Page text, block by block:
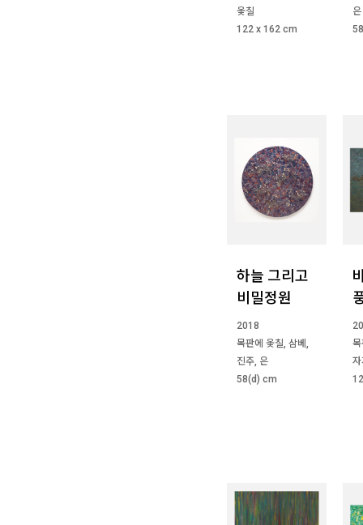
옻칠
122 x 162 cm
은
하늘 그리고
비밀정원
2018
목판에 옻칠, 삼베,
진주, 은
58(d) cm